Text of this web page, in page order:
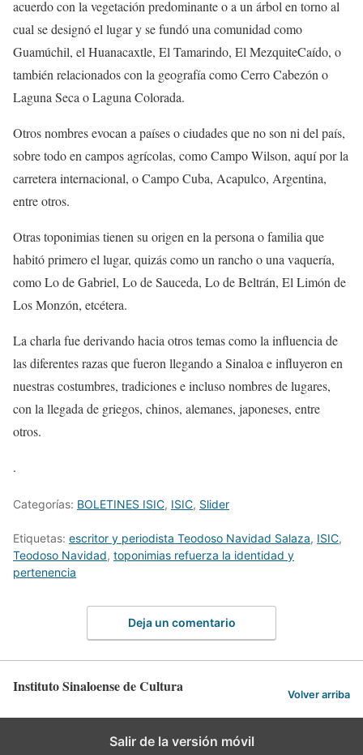
acuerdo con la vegetación predominante o a un árbol en torno al
cual se designó el lugar y se fundó una comunidad como
Guamúchil, el Huanacaxtle, El Tamarindo, El MezquiteCaído, o
también relacionadoscon la geografía como Cerro Cabezón o
Laguna Seca o Laguna Colorada.
Otros nombres evocan a países o ciudades que no son ni del país,
sobre todo en campos agrícolas, como Campo Wilson, aquí por la
carretera internacional, o Campo Cuba, Acapulco, Argentina,
entre otros.
Otras toponimias tienen su origen en la persona o familia que
habitó primero el lugar, quizás como un rancho o una vaquería,
como Lo de Gabriel, Lo de Sauceda, Lo de Beltrán, El Limón de
Los Monzón, etcétera.
La charla fue derivando hacia otros temas como la influencia de
las diferentes razas que fueron llegando a Sinaloa e influyeron en
nuestras costumbres, tradiciones e incluso nombres de lugares,
con la llegada de griegos, chinos, alemanes, japoneses, entre
otros.
.
Categorías: BOLETINES ISIC, ISIC, Slider
Etiquetas: escritor y periodista Teodoso Navidad Salaza, ISIC,
Teodoso Navidad, toponimias refuerza la identidad y
pertenencia
Deja un comentario
Instituto Sinaloense de Cultura Volver arriba
Salir de la versión móvil